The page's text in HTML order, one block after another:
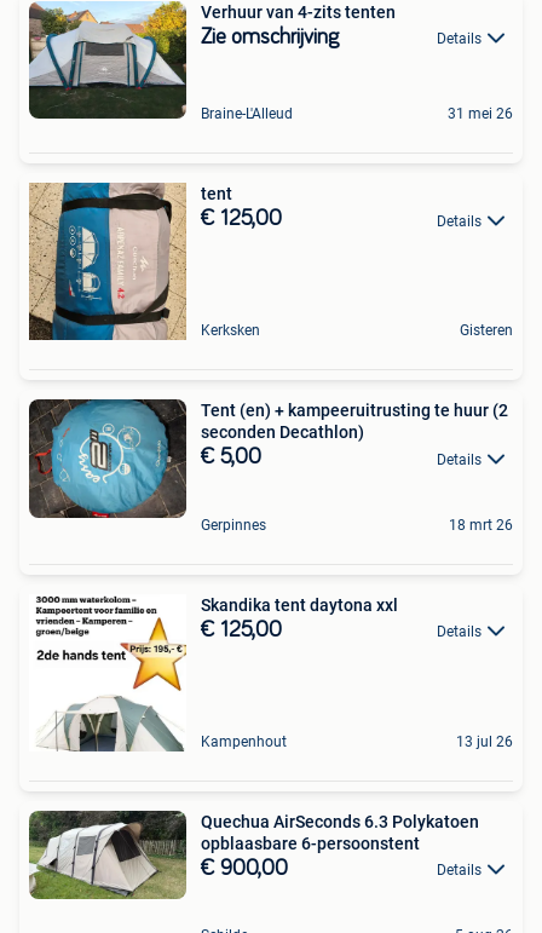
Verhuur van 4-zits tenten
Zie omschrijving Details
Braine-L'Alleud 31 mei 26
tent
€ 125,00 Details
Kerksken Gisteren
Tent (en) + kampeeruitrusting te huur (2
seconden Decathlon)
€ 5,00 Details
Gerpinnes 18 mrt 26
Skandika tent daytona xxl
€ 125,00 Details
Kampenhout 13 jul 26
Quechua AirSeconds 6.3 Polykatoen
opblaasbare 6-persoonstent
€ 900,00 Details